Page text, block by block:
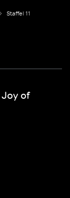
Staffel 11
of